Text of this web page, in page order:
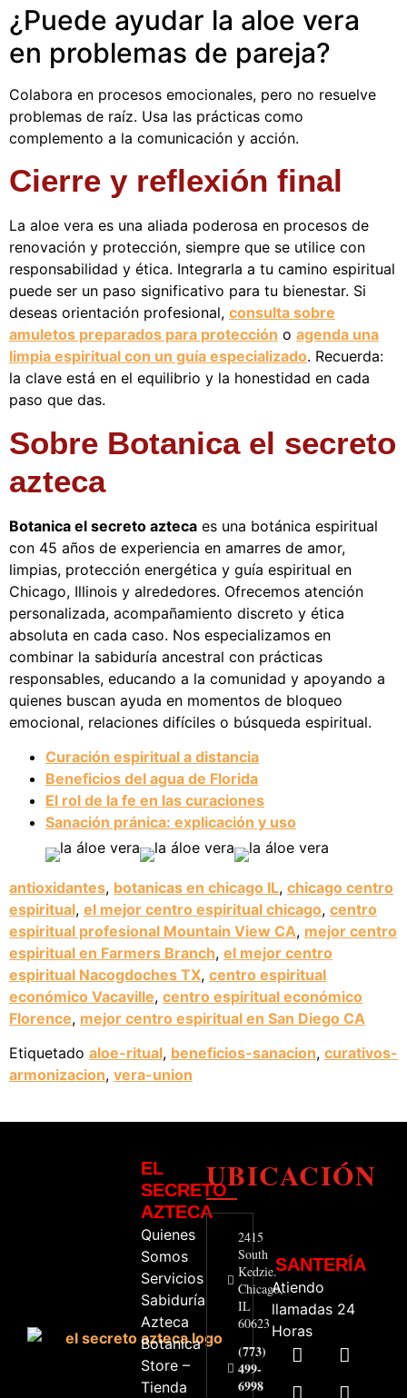
¿Puede ayudar la aloe vera
en problemas de pareja?
Colabora en procesos emocionales, pero no resuelve
problemas de raíz. Usa las prácticas como
complemento a la comunicación y acción.
Cierre y reflexión final
La aloe vera es una aliada poderosa en procesos de
renovación y protección, siempre que se utilice con
responsabilidad y ética. Integrarla a tu camino espiritual
puede ser un paso significativo para tu bienestar. Si
deseas orientación profesional, consulta sobre
amuletos preparados para protección o agenda una
limpia espiritual con un guía especializado. Recuerda:
la clave está en el equilibrio y la honestidad en cada
paso que das.
Sobre Botanica el secreto
azteca
Botanica el secreto azteca es una botánica espiritual
con 45 años de experiencia en amarres de amor,
limpias, protección energética y guía espiritual en
Chicago, Illinois y alrededores. Ofrecemos atención
personalizada, acompañamiento discreto y ética
absoluta en cada caso. Nos especializamos en
combinar la sabiduría ancestral con prácticas
responsables, educando a la comunidad y apoyando a
quienes buscan ayuda en momentos de bloqueo
emocional, relaciones difíciles o búsqueda espiritual.
Curación espiritual a distancia
Beneficios del agua de Florida
El rol de la fe en las curaciones
Sanación pránica: explicación y uso
antioxidantes, botanicas en chicago IL, chicago centro
espiritual, el mejor centro espiritual chicago, centro
espiritual profesional Mountain View CA, mejor centro
espiritual en Farmers Branch, el mejor centro
espiritual Nacogdoches TX, centro espiritual
económico Vacaville, centro espiritual económico
Florence, mejor centro espiritual en San Diego CA
Etiquetado aloe-ritual, beneficios-sanacion, curativos-
armonizacion, vera-union
EL
SECRETO
AZTECA
Quienes
Somos
Servicios
Sabiduría
Azteca
Botanica
Store –
Tienda
UBICACIÓN
2415
South
Kedzie.
Chicago,
IL
60623
(773)
499-
6998
SANTERÍA
Atiendo
llamadas 24
Horas